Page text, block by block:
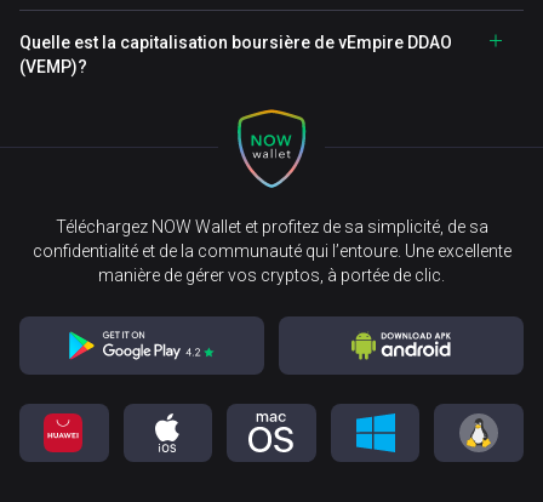
Quelle est la capitalisation boursière de vEmpire DDAO
(VEMP)?
Téléchargez NOW Wallet et profitez de sa simplicité, de sa
confidentialité et de la communauté qui l’entoure. Une excellente
manière de gérer vos cryptos, à portée de clic.